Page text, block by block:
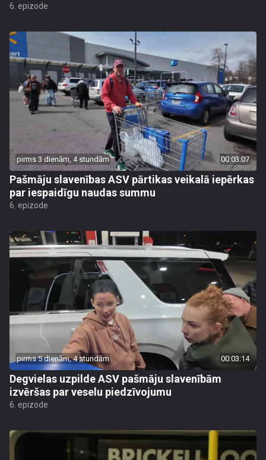
6. epizode
pirms 3 dienām, 4 stundām 00:03:07
Pašmāju slavenības ASV pārtikas veikalā iepērkas
par iespaidīgu naudas summu
6. epizode
pirms 5 dienām, 4 stundām 00:03:14
Degvielas uzpilde ASV pašmāju slavenībām
izvēršas par veselu piedzīvojumu
6. epizode